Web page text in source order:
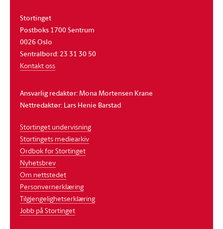
Stortinget
Postboks 1700 Sentrum
0026 Oslo
Sentralbord: 23 31 30 50
Kontakt oss
Ansvarlig redaktør: Mona Mortensen Krane
Nettredaktør: Lars Henie Barstad
Stortinget undervisning
Stortingets mediearkiv
Ordbok for Stortinget
Nyhetsbrev
Om nettstedet
Personvernerklæring
Tilgjengelighetserklæring
Jobb på Stortinget